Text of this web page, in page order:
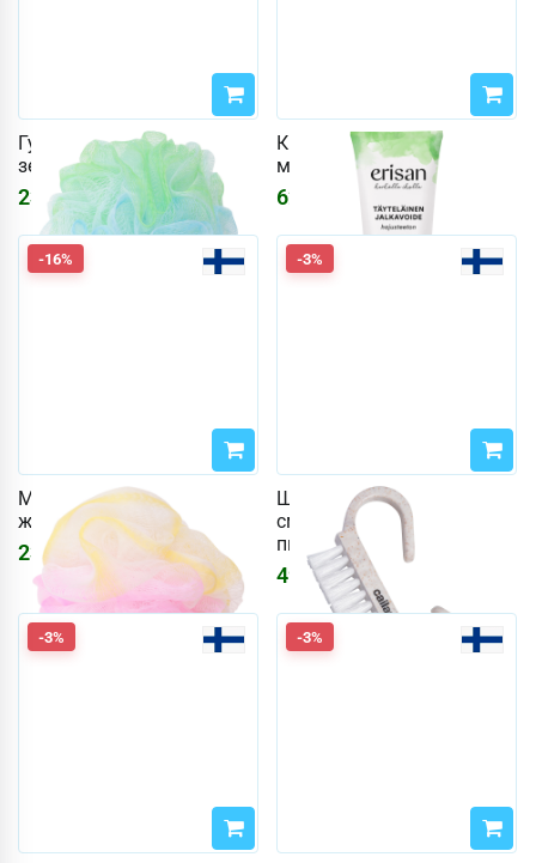
Губка для душа Miny
зеленая+синяя
232₽
Крем для ног Erisan 100
мл, плотный, без запаха
621
-16%
Мочалка Miny розово-
желтая
232 277
-3%
Щетка для ногтей Cailap,
смесь пластика и
пшеничных волокон
497₽513₽
-3% -3%